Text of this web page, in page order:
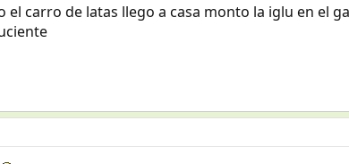
carro de latas llego a casa monto la iglu en el